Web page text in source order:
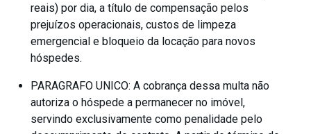
reais) por dia, a título de compensação pelos
prejuízos operacionais, custos de limpeza
emergencial e bloqueio da locação para novos
hóspedes.
PARAGRAFO UNICO: A cobrança dessa multa não
autoriza o hóspede a permanecer no imóvel,
servindo exclusivamente como penalidade pelo